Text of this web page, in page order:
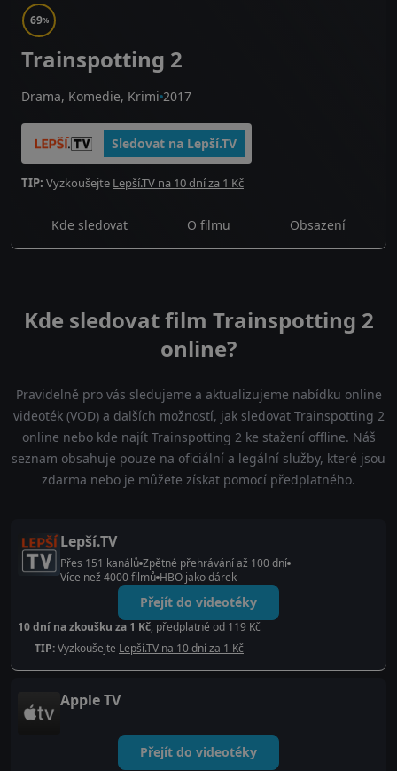
69%
Trainspotting 2
Drama, Komedie, Krimi 2017
Sledovat na Lepší.TV
TIP: Vyzkoušejte Lepší.TV na 10 dní za 1 Kč
Kde sledovat O filmu Obsazení
Kde sledovat film Trainspotting 2
online?
Pravidelně pro vás sledujeme a aktualizujeme nabídku online
videoték (VOD) a dalších možností, jak sledovat Trainspotting 2
online nebo kde najít Trainspotting 2 ke stažení offline. Náš
seznam obsahuje pouze na oficiální a legální služby, které jsou
zdarma nebo je můžete získat pomocí předplatného.
Lepší.TV
Přes 151 kanálů Zpětné přehrávání až 100 dní
Více než 4000 filmů HBO jako dárek
Přejít do videotéky
10 dní na zkoušku za 1 Kč, předplatné od 119 Kč
TIP:Vyzkoušejte Lepší.TV na 10 dní za 1 Kč
Apple TV
Přejít do videotéky